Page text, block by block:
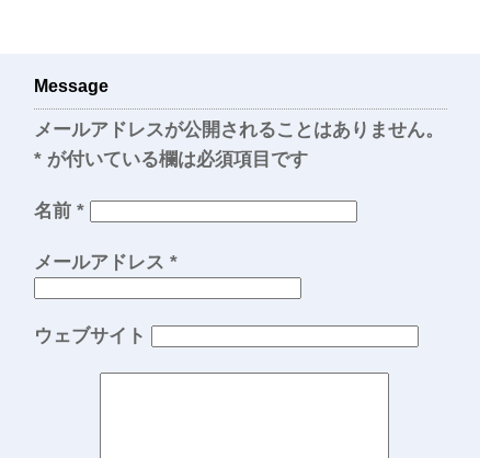
Message
メールアドレスが公開されることはありません。
* が付いている欄は必須項目です
名前 *
メールアドレス *
ウェブサイト